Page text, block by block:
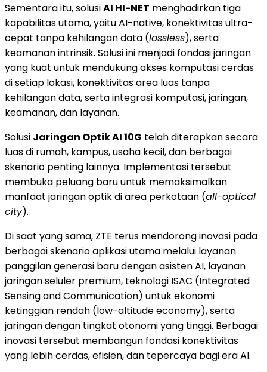
Sementara itu, solusiAI HI-NET menghadirkan tiga
kapabilitas utama, yaitu AI-native, konektivitas ultra-
cepat tanpa kehilangan data (lossless), serta
keamanan intrinsik. Solusi ini menjadi fondasi jaringan
yang kuat untuk mendukung akses komputasi cerdas
di setiap lokasi, konektivitas area luas tanpa
kehilangan data, serta integrasi komputasi, jaringan,
keamanan, dan layanan.
Solusi Jaringan Optik AI 10G telah diterapkan secara
luas di rumah, kampus, usaha kecil, dan berbagai
skenario penting lainnya. Implementasi tersebut
membuka peluang baru untuk memaksimalkan
manfaat jaringan optik di area perkotaan (all-optical
city).
Di saat yang sama, ZTE terus mendorong inovasi pada
berbagai skenario aplikasi utama melalui layanan
panggilan generasi baru dengan asisten AI, layanan
jaringan seluler premium, teknologi ISAC (Integrated
Sensing and Communication) untuk ekonomi
ketinggian rendah (low-altitude economy), serta
jaringan dengan tingkat otonomi yang tinggi. Berbagai
inovasi tersebut membangun fondasi konektivitas
yang lebih cerdas, efisien, dan tepercaya bagi era AI.